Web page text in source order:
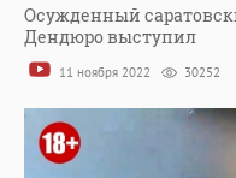
Осужденный
Дендюро выступил
11 ноября 2022 30252